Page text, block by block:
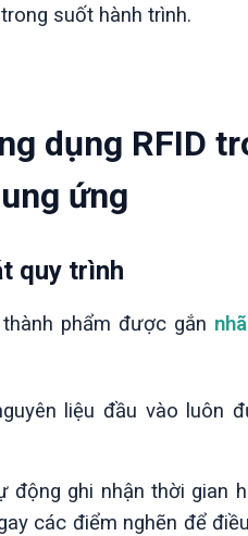
suốt hành trình.
dụng RFID
ứng
quy trình
phẩm được gắn
liệu đầu vào luôn
động ghi nhận thời gian
các điểm nghẽn để